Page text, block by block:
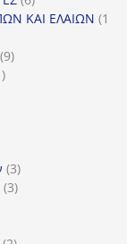
προϊόντα
ΚΑΙ ΕΛΑΙΩΝ 1
99
1
33
προϊόντα
33